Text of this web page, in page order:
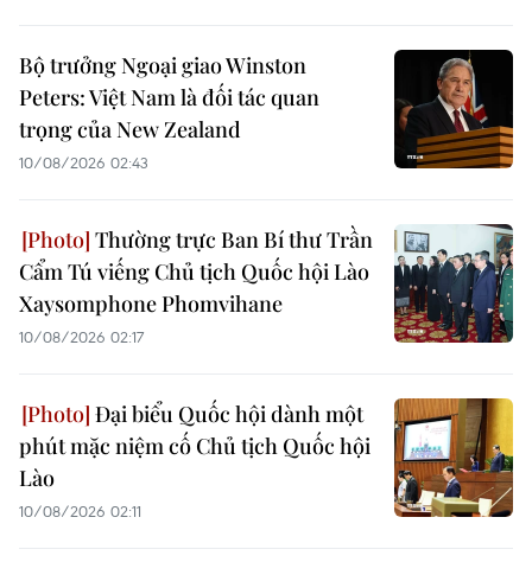
Bộ trưởng Ngoại giao Winston
Peters: Việt Nam là đối tác quan
trọng của New Zealand
10/08/2026 02:43
Thường trực Ban Bí thư Trần
Cẩm Tú viếng Chủ tịch Quốc hội Lào
Xaysomphone Phomvihane
10/08/2026 02:17
Đại biểu Quốc hội dành một
phút mặc niệm cố Chủ tịch Quốc hội
Lào
10/08/2026 02:11